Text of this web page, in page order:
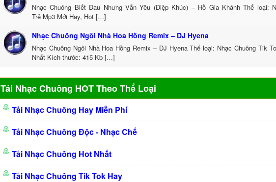
Nhạc Chuông Biết Đau Nhưng Vẫn Yêu (Điệp Khúc) – Hồ Gia Khánh Thể loại:
Trẻ Mp3 Mới Hay, Hot […]
Nhạc Chuông Ngôi Nhà Hoa Hồng Remix – DJ Hyena
Nhạc Chuông Ngôi Nhà Hoa Hồng Remix – DJ Hyena Thể loại: Nhạc Chuông Tik
Nhất Kích thước: 415 Kb […]
Tải Nhạc Chuông HOT Theo Thể Loại
Tải Nhạc Chuông Hay Miễn Phí
Tải Nhạc Chuông Độc - Nhạc Chế
Tải Nhạc Chuông Hot Nhất
Tải Nhạc Chuông Tik Tok Hay